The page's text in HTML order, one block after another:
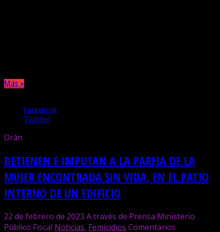
Más »
Facebook
Twitter
Orán
DETIENEN E IMPUTAN A LA PAREJA DE LA
MUJER ENCONTRADA SIN VIDA, EN EL PATIO
INTERNO DE UN EDIFICIO
22 de febrero de 2023 A través de Prensa Ministerio
Público Fiscal Noticias, Femicidios Comentarios